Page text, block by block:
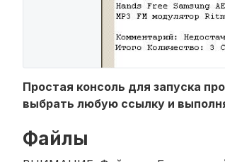
Простая консоль для запуска
выбрать любую ссылку и
Файлы